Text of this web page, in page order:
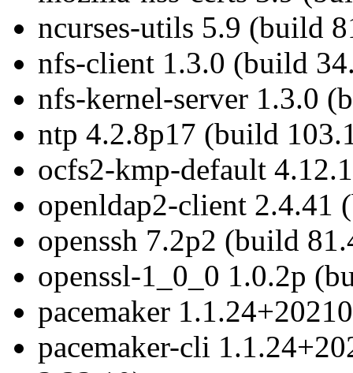
ncurses-utils 5.9 (build
nfs-client 1.3.0 (build
nfs-kernel-server 1.3.0
ntp 4.2.8p17 (build
ocfs2-kmp-default
openldap2-client 2.4.41
openssh 7.2p2 (build
openssl-1_0_0 1.0.2p
pacemaker
pacemaker-cli